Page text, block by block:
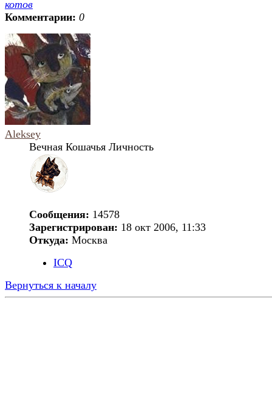
котов
Комментарии: 0
Aleksey
Вечная Кошачья Личность
Сообщения: 14578
Зарегистрирован: 18 окт 2006, 11:33
Откуда: Москва
ICQ
Вернуться к началу